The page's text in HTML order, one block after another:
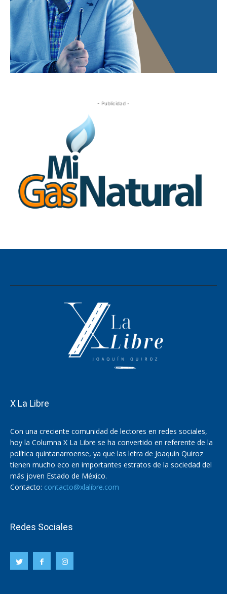
X La Libre
Con una creciente comunidad de lectores en redes sociales,
hoy la Columna X La Libre se ha convertido en referente de la
política quintanarroense, ya que las letra de Joaquín Quiroz
tienen mucho eco en importantes estratos de la sociedad del
más joven Estado de México.
Contacto: contacto@xlalibre.com
Redes Sociales